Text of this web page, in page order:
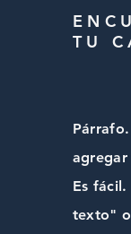
TU
Es
texto"